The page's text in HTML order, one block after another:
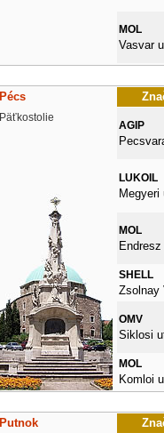
MOL
Vasvar
Pécs
Päťkostolie
AGIP
LUKOIL
Megyeri
MOL
Endresz
SHELL
Zsolnay
OMV
Siklosi
MOL
Komloi
Putnok